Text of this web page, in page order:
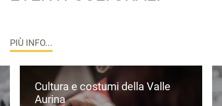
PIÙ INFO...
Cultura e costumi della Valle
Aurina